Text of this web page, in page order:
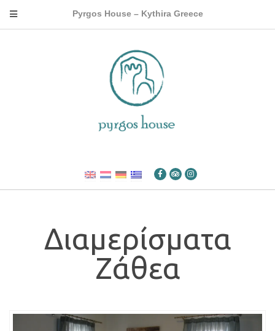
Pyrgos House – Kythira Greece
Διαμερίσματα
Ζάθεα